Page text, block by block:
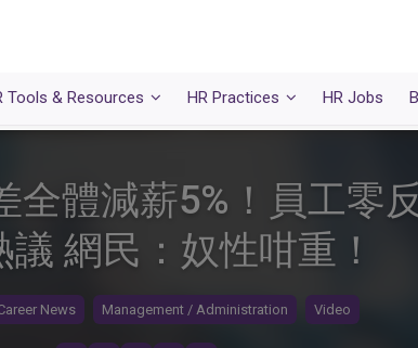
Tools & Resources HR Practices HR Jobs
全體減薪5%！員工零
議 網民：奴性咁重！
News Management / Administration Video